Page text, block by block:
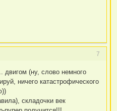
7
двигом (ну, слово немного
ничего катастрофического
складочки век